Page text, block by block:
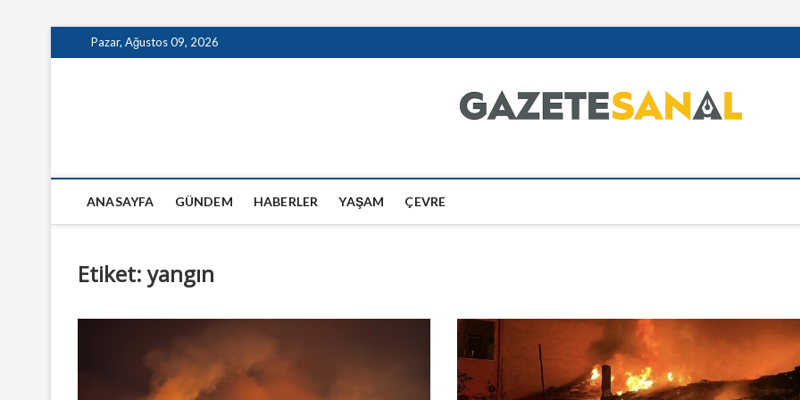
to
Pazar, Ağustos 09, 2026
ANASAYFA GÜNDEM HABERLER YAŞAM ÇEVRE
Etiket:yangın